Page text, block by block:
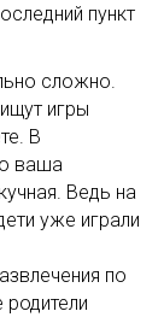
пункт
сложно.
игры
В
ваша
Ведь на
уже играли
по